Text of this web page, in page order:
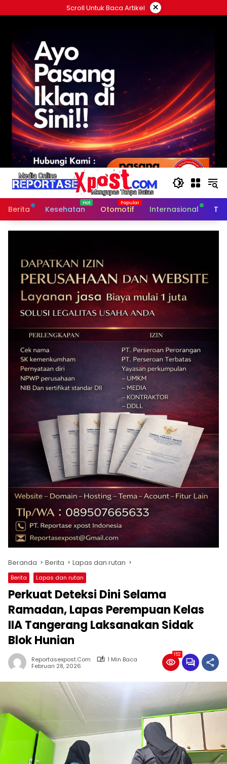
ke
Scroll Untuk Baca Artikel ×
Berita Kesehatan Otomotif Internasional
Beranda Berita Lapas dan rutan
Berita Lapas dan rutan
Perkuat Deteksi Dini Selama
Ramadan, Lapas Perempuan Kelas
IIA Tangerang Laksanakan Sidak
Blok Hunian
Reportasexpost.com
1 Min Baca
Februari 28, 2026
152